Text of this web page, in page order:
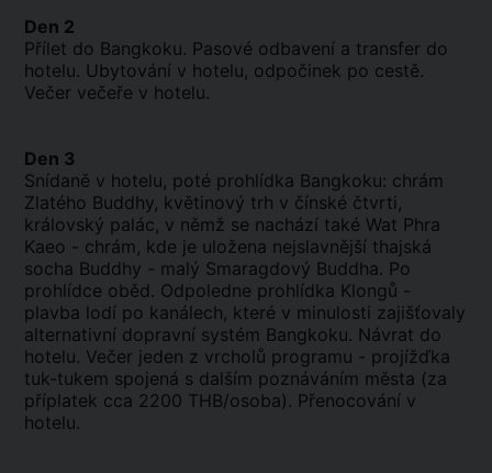
Den 2
Přílet do Bangkoku. Pasové odbavení a transfer do
hotelu. Ubytování v hotelu, odpočinek po cestě.
Večer večeře v hotelu.
Den 3
Snídaně v hotelu, poté prohlídka Bangkoku: chrám
Zlatého Buddhy, květinový trh v čínské čtvrti,
královský palác, v němž se nachází také Wat Phra
Kaeo - chrám, kde je uložena nejslavnější thajská
socha Buddhy - malý Smaragdový Buddha. Po
prohlídce oběd. Odpoledne prohlídka Klongů -
plavba lodí po kanálech, které v minulosti zajišťovaly
alternativní dopravní systém Bangkoku. Návrat do
hotelu. Večer jeden z vrcholů programu - projížďka
tuk-tukem spojená s dalším poznáváním města (za
příplatek cca 2200 THB/osoba). Přenocování v
hotelu.